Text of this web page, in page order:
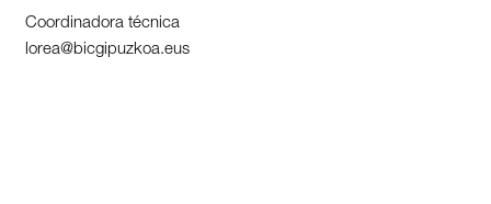
Coordinadora técnica
lorea@bicgipuzkoa.eus